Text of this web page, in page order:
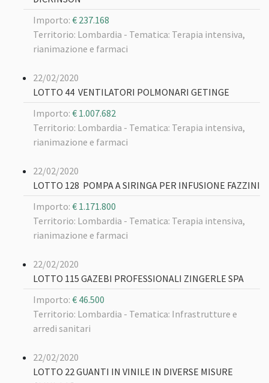
Importo: € 237.168
Territorio: Lombardia - Tematica: Terapia intensiva,
rianimazione e farmaci
22/02/2020
LOTTO 44 VENTILATORI POLMONARI GETINGE
Importo: € 1.007.682
Territorio: Lombardia - Tematica: Terapia intensiva,
rianimazione e farmaci
22/02/2020
LOTTO 128 POMPA A SIRINGA PER INFUSIONE FAZZINI
Importo: € 1.171.800
Territorio: Lombardia - Tematica: Terapia intensiva,
rianimazione e farmaci
22/02/2020
LOTTO 115 GAZEBI PROFESSIONALI ZINGERLE SPA
Importo: € 46.500
Territorio: Lombardia - Tematica: Infrastrutture e
arredi sanitari
22/02/2020
LOTTO 22 GUANTI IN VINILE IN DIVERSE MISURE